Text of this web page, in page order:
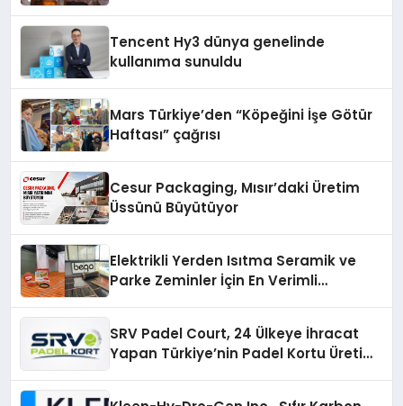
Tencent Hy3 dünya genelinde
kullanıma sunuldu
Mars Türkiye’den “Köpeğini İşe Götür
Haftası” çağrısı
Cesur Packaging, Mısır’daki Üretim
Üssünü Büyütüyor
Elektrikli Yerden Isıtma Seramik ve
Parke Zeminler İçin En Verimli
SRV Padel Court, 24 Ülkeye İhracat
Yapan Türkiye’nin Padel Kortu Üretim